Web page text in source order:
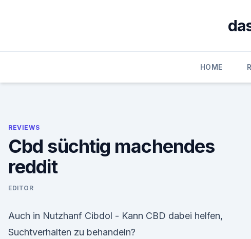
HOME
REVIEWS
Cbd süchtig machendes
reddit
EDITOR
Auch in Nutzhanf Cibdol - Kann CBD dabei helfen,
Suchtverhalten zu behandeln?